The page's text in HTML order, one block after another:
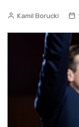
Kamil Borucki